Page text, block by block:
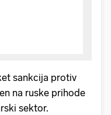
sankcija protiv
na ruske prihode
sektor.